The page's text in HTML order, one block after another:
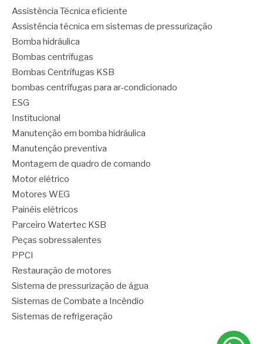
Assistência Técnica eficiente
Assistência técnica em sistemas de pressurização
Bomba hidráulica
Bombas centrífugas
Bombas Centrífugas KSB
bombas centrífugas para ar-condicionado
ESG
Institucional
Manutenção em bomba hidráulica
Manutenção preventiva
Montagem de quadro de comando
Motor elétrico
Motores WEG
Painéis elétricos
Parceiro Watertec KSB
Peças sobressalentes
PPCI
Restauração de motores
Sistema de pressurização de água
Sistemas de Combate a Incêndio
Sistemas de refrigeração